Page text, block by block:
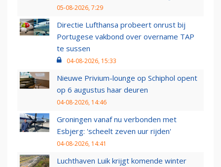
05-08-2026, 7:29
Directie Lufthansa probeert onrust bij
Portugese vakbond over overname TAP
te sussen
04-08-2026, 15:33
Nieuwe Privium-lounge op Schiphol opent
op 6 augustus haar deuren
04-08-2026, 14:46
Groningen vanaf nu verbonden met
Esbjerg: 'scheelt zeven uur rijden'
04-08-2026, 14:41
Luchthaven Luik krijgt komende winter